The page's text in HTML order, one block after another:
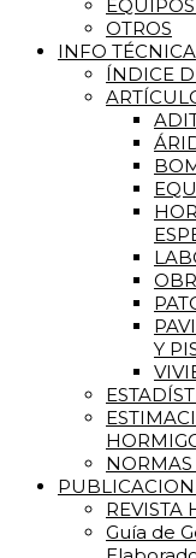
OTROS
INFO TÉCNICA
ÍNDICE
Y
REVISTA
Guía de